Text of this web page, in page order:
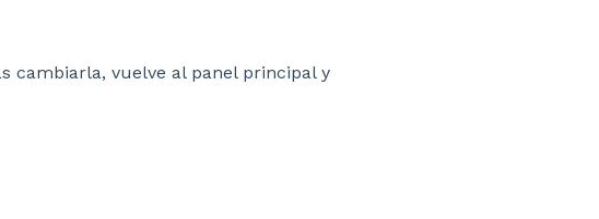
cambiarla, vuelve al panel principal y